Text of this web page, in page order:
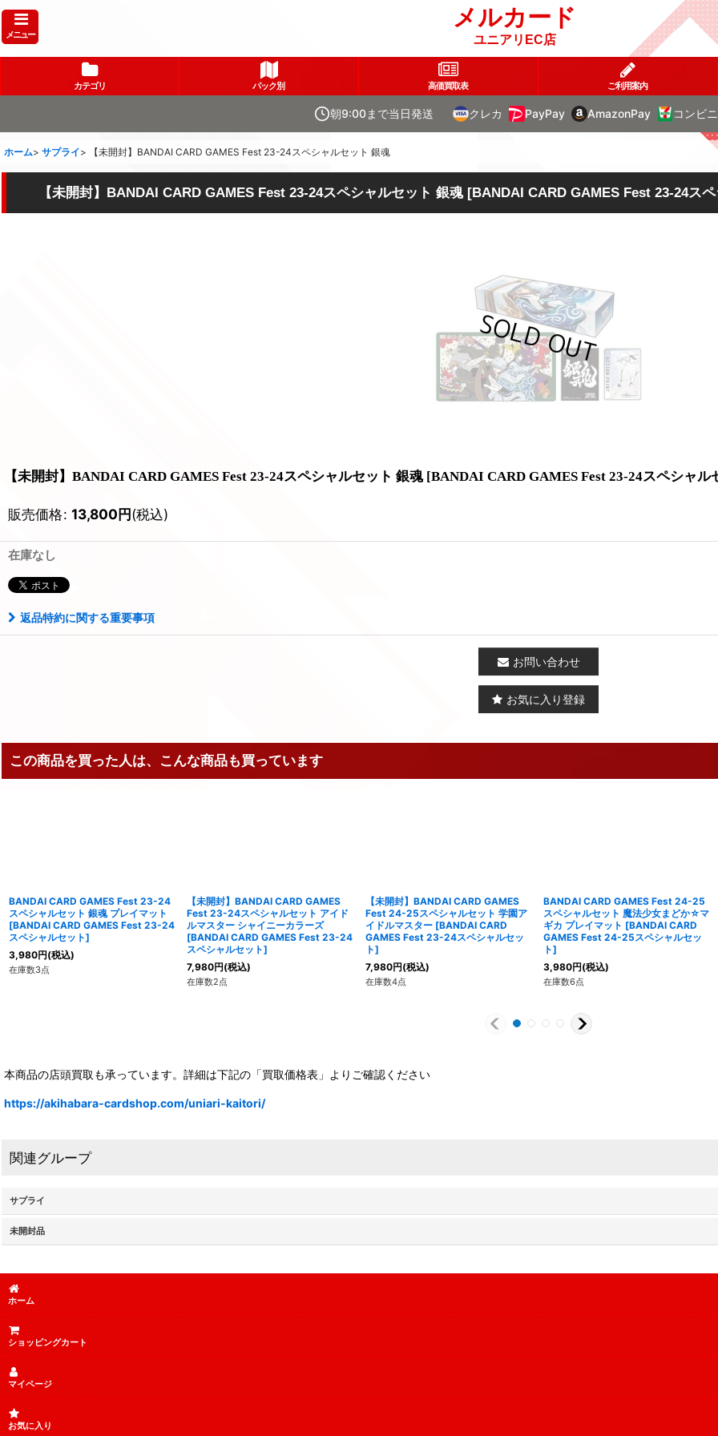
メニュー
メルカード
ユニアリEC店
カテゴリ パック別 高価買取表 ご利用案内
朝9:00まで当日発送 クレカ PayPay AmazonPay コンビニ
ホーム> サプライ> 【未開封】BANDAI CARD GAMES Fest 23-24スペシャルセット 銀魂
【未開封】BANDAI CARD GAMES Fest 23-24スペシャルセット 銀魂 [BANDAI CARD GAMES Fest 23-24ス
【未開封】BANDAI CARD GAMES Fest 23-24スペシャルセット 銀魂 [BANDAI CARD GAMES Fest 23-24スペシャル
販売価格: 13,800円(税込)
在庫なし
返品特約に関する重要事項
お問い合わせ
お気に入り登録
この商品を買った人は、こんな商品も買っています
BANDAI CARD GAMES Fest 23-24
スペシャルセット 銀魂 プレイマット
[BANDAI CARD GAMES Fest 23-24
スペシャルセット]
3,980円(税込)
在庫数3点
【未開封】BANDAI CARD GAMES
Fest 23-24スペシャルセット アイド
ルマスター シャイニーカラーズ
[BANDAI CARD GAMES Fest 23-24
スペシャルセット]
7,980円(税込)
在庫数2点
【未開封】BANDAI CARD GAMES
Fest 24-25スペシャルセット 学園ア
イドルマスター [BANDAI CARD
GAMES Fest 23-24スペシャルセッ
ト]
7,980円(税込)
在庫数4点
BANDAI CARD GAMES Fest 24-25
スペシャルセット 魔法少女まどか☆マ
ギカ プレイマット [BANDAI CARD
GAMES Fest 24-25スペシャルセッ
ト]
3,980円(税込)
在庫数6点
本商品の店頭買取も承っています。詳細は下記の「買取価格表」よりご確認ください
https://akihabara-cardshop.com/uniari-kaitori/
関連グループ
サプライ
未開封品
ホーム
ショッピングカート
マイページ
お気に入り